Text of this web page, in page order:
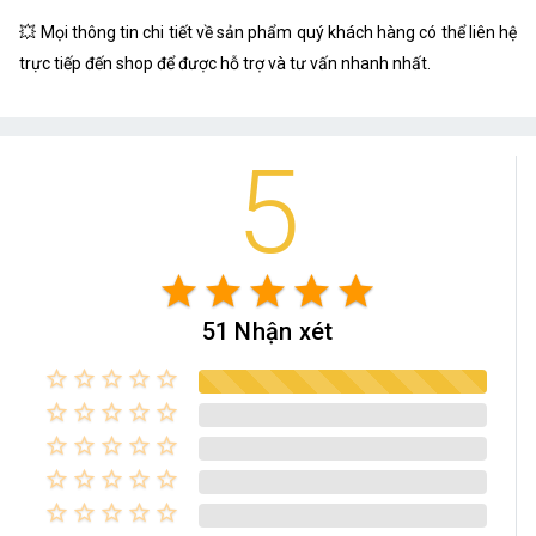
💥 Mọi thông tin chi tiết về sản phẩm quý khách hàng có thể liên hệ
trực tiếp đến shop để được hỗ trợ và tư vấn nhanh nhất.
5
star star star star star
51 Nhận xét
star_border star_border star_border star_border star_border
star_border star_border star_border star_border star_border
star_border star_border star_border star_border star_border
star_border star_border star_border star_border star_border
star_border star_border star_border star_border star_border